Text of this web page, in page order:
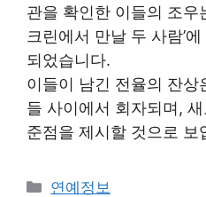
관을 확인한 이들의 조우
크린에서 만날 두 사람’
되었습니다.
이들이 남긴 전율의 잔상
들 사이에서 회자되며,
준점을 제시할 것으로 보
Categories
연예정보